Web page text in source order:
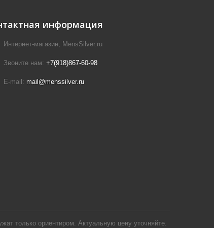
только ориентиром. Актуальную цену уточняйте.
информация
Интернет-магазин, MensSilver.ru
Звоните нам: +7(918)867-60-98
E-mail: mail@menssilver.ru